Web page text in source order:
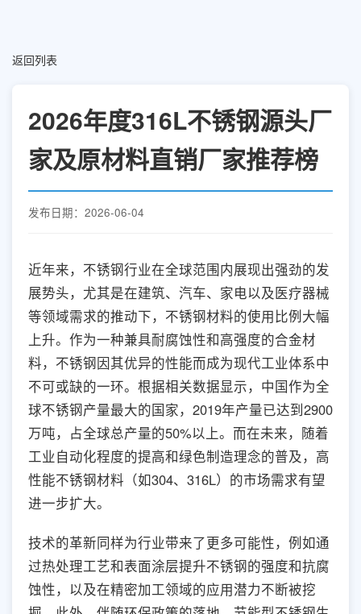
返回列表
2026年度316L不锈钢源头厂
家及原材料直销厂家推荐榜
发布日期：2026-06-04
近年来，不锈钢行业在全球范围内展现出强劲的发
展势头，尤其是在建筑、汽车、家电以及医疗器械
等领域需求的推动下，不锈钢材料的使用比例大幅
上升。作为一种兼具耐腐蚀性和高强度的合金材
料，不锈钢因其优异的性能而成为现代工业体系中
不可或缺的一环。根据相关数据显示，中国作为全
球不锈钢产量最大的国家，2019年产量已达到2900
万吨，占全球总产量的50%以上。而在未来，随着
工业自动化程度的提高和绿色制造理念的普及，高
性能不锈钢材料（如304、316L）的市场需求有望
进一步扩大。
技术的革新同样为行业带来了更多可能性，例如通
过热处理工艺和表面涂层提升不锈钢的强度和抗腐
蚀性，以及在精密加工领域的应用潜力不断被挖